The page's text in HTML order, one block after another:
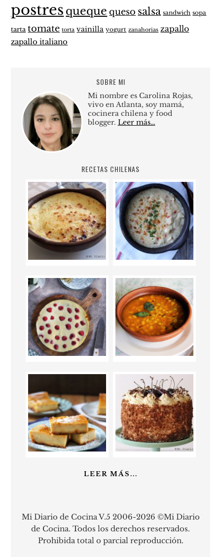
postres queque queso salsa sandwich sopa
tarta tomate torta vainilla yogurt zanahorias zapallo
zapallo italiano
SOBRE MI
Mi nombre es Carolina Rojas,
vivo en Atlanta, soy mamá,
cocinera chilena y food
blogger. Leer más…
RECETAS CHILENAS
LEER MÁS...
Mi Diario de Cocina V.5 2006-2026 ©Mi Diario
de Cocina. Todos los derechos reservados.
Prohibida total o parcial reproducción.